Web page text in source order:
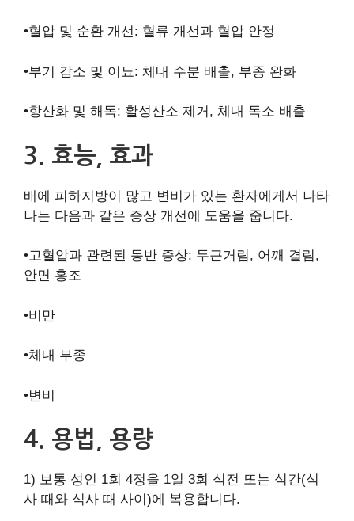
•혈압 및 순환 개선: 혈류 개선과 혈압 안정
•부기 감소 및 이뇨: 체내 수분 배출, 부종 완화
•항산화 및 해독: 활성산소 제거, 체내 독소 배출
3. 효능, 효과
배에 피하지방이 많고 변비가 있는 환자에게서 나타
나는 다음과 같은 증상 개선에 도움을 줍니다.
•고혈압과 관련된 동반 증상: 두근거림, 어깨 결림,
안면 홍조
•비만
•체내 부종
•변비
4. 용법, 용량
1) 보통 성인 1회 4정을 1일 3회 식전 또는 식간(식
사 때와 식사 때 사이)에 복용합니다.